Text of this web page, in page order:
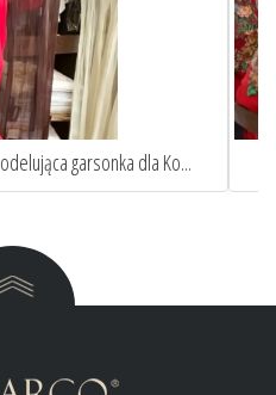
wizytowa w stylu Pierwszej...